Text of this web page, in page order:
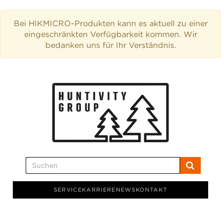
Bei HIKMICRO-Produkten kann es aktuell zu einer
eingeschränkten Verfügbarkeit kommen. Wir
bedanken uns für Ihr Verständnis.
SERVICEKARRIERE NEWSKONTAKT